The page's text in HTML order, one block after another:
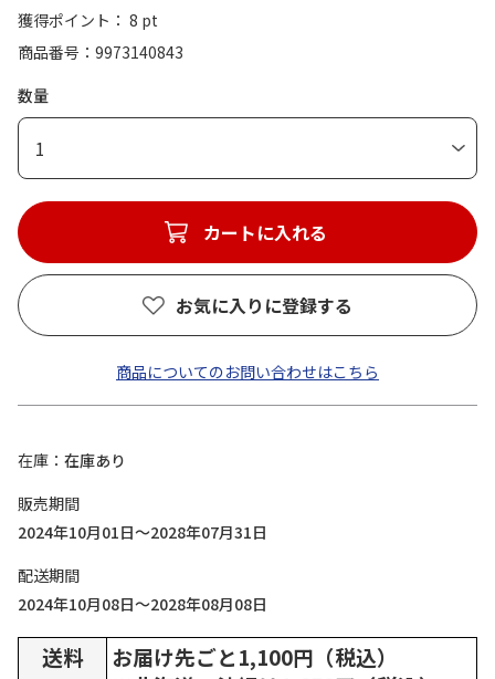
獲得ポイント： 8 pt
商品番号
9973140843
数量
1
カートに入れる
お気に入りに登録する
商品についてのお問い合わせはこちら
在庫
在庫あり
販売期間
2024年10月01日～2028年07月31日
配送期間
2024年10月08日～2028年08月08日
送料
お届け先ごと1,100円（税込）